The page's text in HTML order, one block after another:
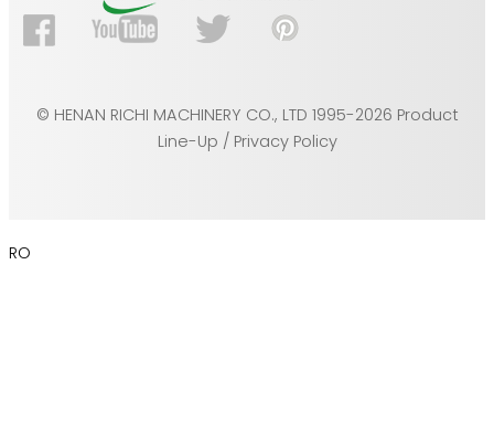
© HENAN RICHI MACHINERY CO., LTD 1995-2026 Product
Line-Up / Privacy Policy
RO